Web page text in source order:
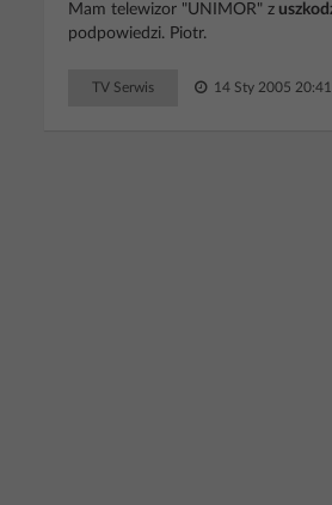
Mam telewizor "UNIMOR" z
podpowiedzi. Piotr.
TV Serwis 14 Sty 2005 20:41